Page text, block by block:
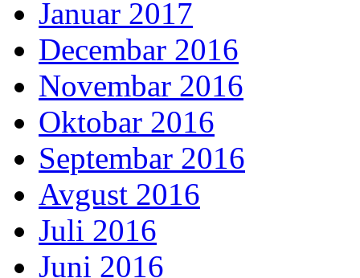
Januar 2017
Decembar 2016
Novembar 2016
Oktobar 2016
Septembar 2016
Avgust 2016
Juli 2016
Juni 2016